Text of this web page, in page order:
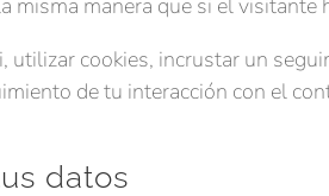
misma manera que si el
cookies, incrustar un
de tu interacción con el
datos